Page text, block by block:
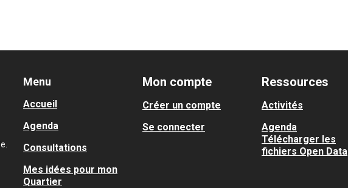
Menu
Accueil
Agenda
Consultations
Mes idées pour mon
Quartier
Mon compte
Créer un compte
Se connecter
Ressources
Activités
Agenda
Télécharger les
fichiers Open Data